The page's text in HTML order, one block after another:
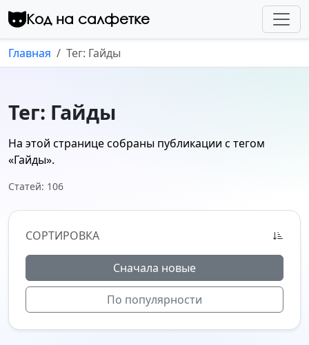
Перейти к контенту
Код на салфетке
Главная Тег: Гайды
Тег: Гайды
На этой странице собраны публикации с тегом
«Гайды».
Статей: 106
СОРТИРОВКА
Сначала новые
По популярности